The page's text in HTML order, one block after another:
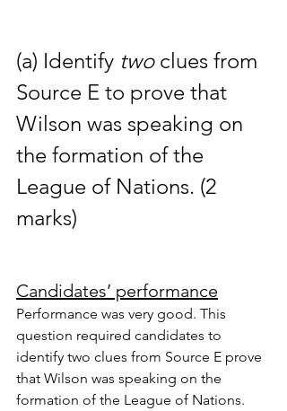
(a) Identify two clues from
Source E to prove that
Wilson was speaking on
the formation of the
League of Nations. (2
marks)
Candidates’ performance
Performance was very good. This
question required candidates to
identify two clues from Source E prove
that Wilson was speaking on the
formation of the League of Nations.